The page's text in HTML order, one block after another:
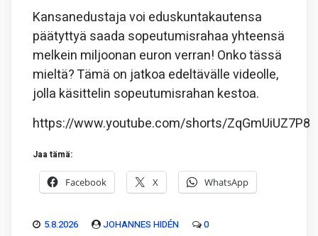
Kansanedustaja voi eduskuntakautensa
päätyttyä saada sopeutumisrahaa yhteensä
melkein miljoonan euron verran! Onko tässä
mieltä? Tämä on jatkoa edeltävälle videolle,
jolla käsittelin sopeutumisrahan kestoa.
https://www.youtube.com/shorts/ZqGmUiUZ7P8
Jaa tämä:
Facebook X WhatsApp
5.8.2026 JOHANNES HIDÉN 0